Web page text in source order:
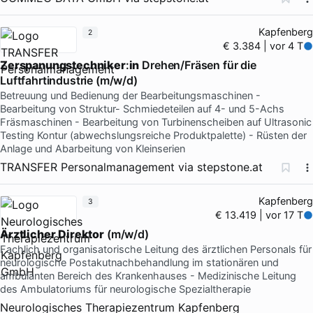
Kapfenberg
€ 3.384 | vor 4 T
Zerspanungstechniker:in Drehen/Fräsen für die
Luftfahrtindustrie (m/w/d)
Betreuung und Bedienung der Bearbeitungsmaschinen -
Bearbeitung von Struktur- Schmiedeteilen auf 4- und 5-Achs
Fräsmaschinen - Bearbeitung von Turbinenscheiben auf Ultrasonic
Testing Kontur (abwechslungsreiche Produktpalette) - Rüsten der
Anlage und Abarbeitung von Kleinserien
TRANSFER Personalmanagement via stepstone.at
2
Kapfenberg
€ 13.419 | vor 17 T
ÄrztlicherDirektor(m/w/d)
Fachlich und organisatorische Leitung des ärztlichen Personals für
neurologische Postakutnachbehandlung im stationären und
ambulanten Bereich des Krankenhauses - Medizinische Leitung
des Ambulatoriums für neurologische Spezialtherapie
Neurologisches Therapiezentrum Kapfenberg
3